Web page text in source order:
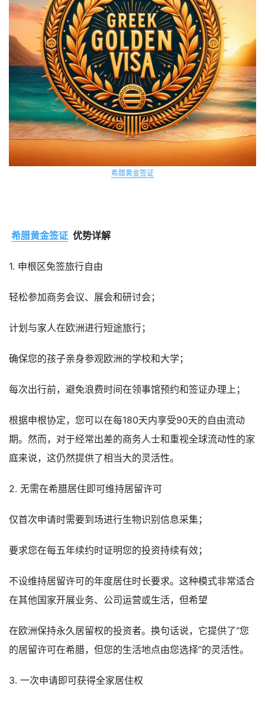
希腊黄金签证
希腊黄金签证 优势详解
1. 申根区免签旅行自由
轻松参加商务会议、展会和研讨会；
计划与家人在欧洲进行短途旅行；
确保您的孩子亲身参观欧洲的学校和大学；
每次出行前，避免浪费时间在领事馆预约和签证办理上；
根据申根协定，您可以在每180天内享受90天的自由流动
期。然而，对于经常出差的商务人士和重视全球流动性的家
庭来说，这仍然提供了相当大的灵活性。
2. 无需在希腊居住即可维持居留许可
仅首次申请时需要到场进行生物识别信息采集；
要求您在每五年续约时证明您的投资持续有效；
不设维持居留许可的年度居住时长要求。这种模式非常适合
在其他国家开展业务、公司运营或生活，但希望
在欧洲保持永久居留权的投资者。换句话说，它提供了“您
的居留许可在希腊，但您的生活地点由您选择”的灵活性。
3. 一次申请即可获得全家居住权